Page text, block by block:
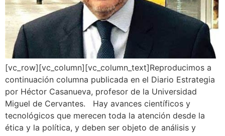
[vc_row][vc_column][vc_column_text]Reproducimos a
continuación columna publicada en el Diario Estrategia
por Héctor Casanueva, profesor de la Universidad
Miguel de Cervantes. Hay avances científicos y
tecnológicos que merecen toda la atención desde la
ética y la política, y deben ser objeto de análisis y